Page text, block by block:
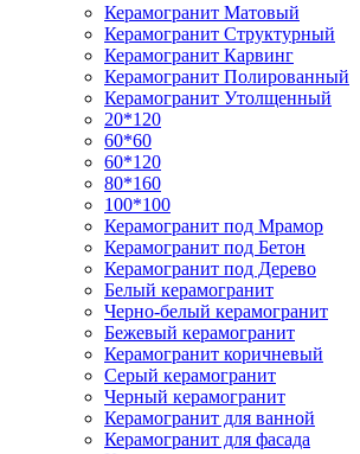
Керамогранит Матовый
Керамогранит Структурный
Керамогранит Карвинг
Керамогранит Полированный
Керамогранит Утолщенный
20*120
60*60
60*120
80*160
100*100
Керамогранит под Мрамор
Керамогранит под Бетон
Керамогранит под Дерево
Белый керамогранит
Черно-белый керамогранит
Бежевый керамогранит
Керамогранит коричневый
Серый керамогранит
Черный керамогранит
Керамогранит для ванной
Керамогранит для фасада